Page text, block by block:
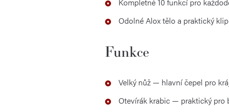
Odolné Alox tělo a praktický
Funkce
Velký nůž — hlavní čepel pro
Otevírák krabic — praktický pro